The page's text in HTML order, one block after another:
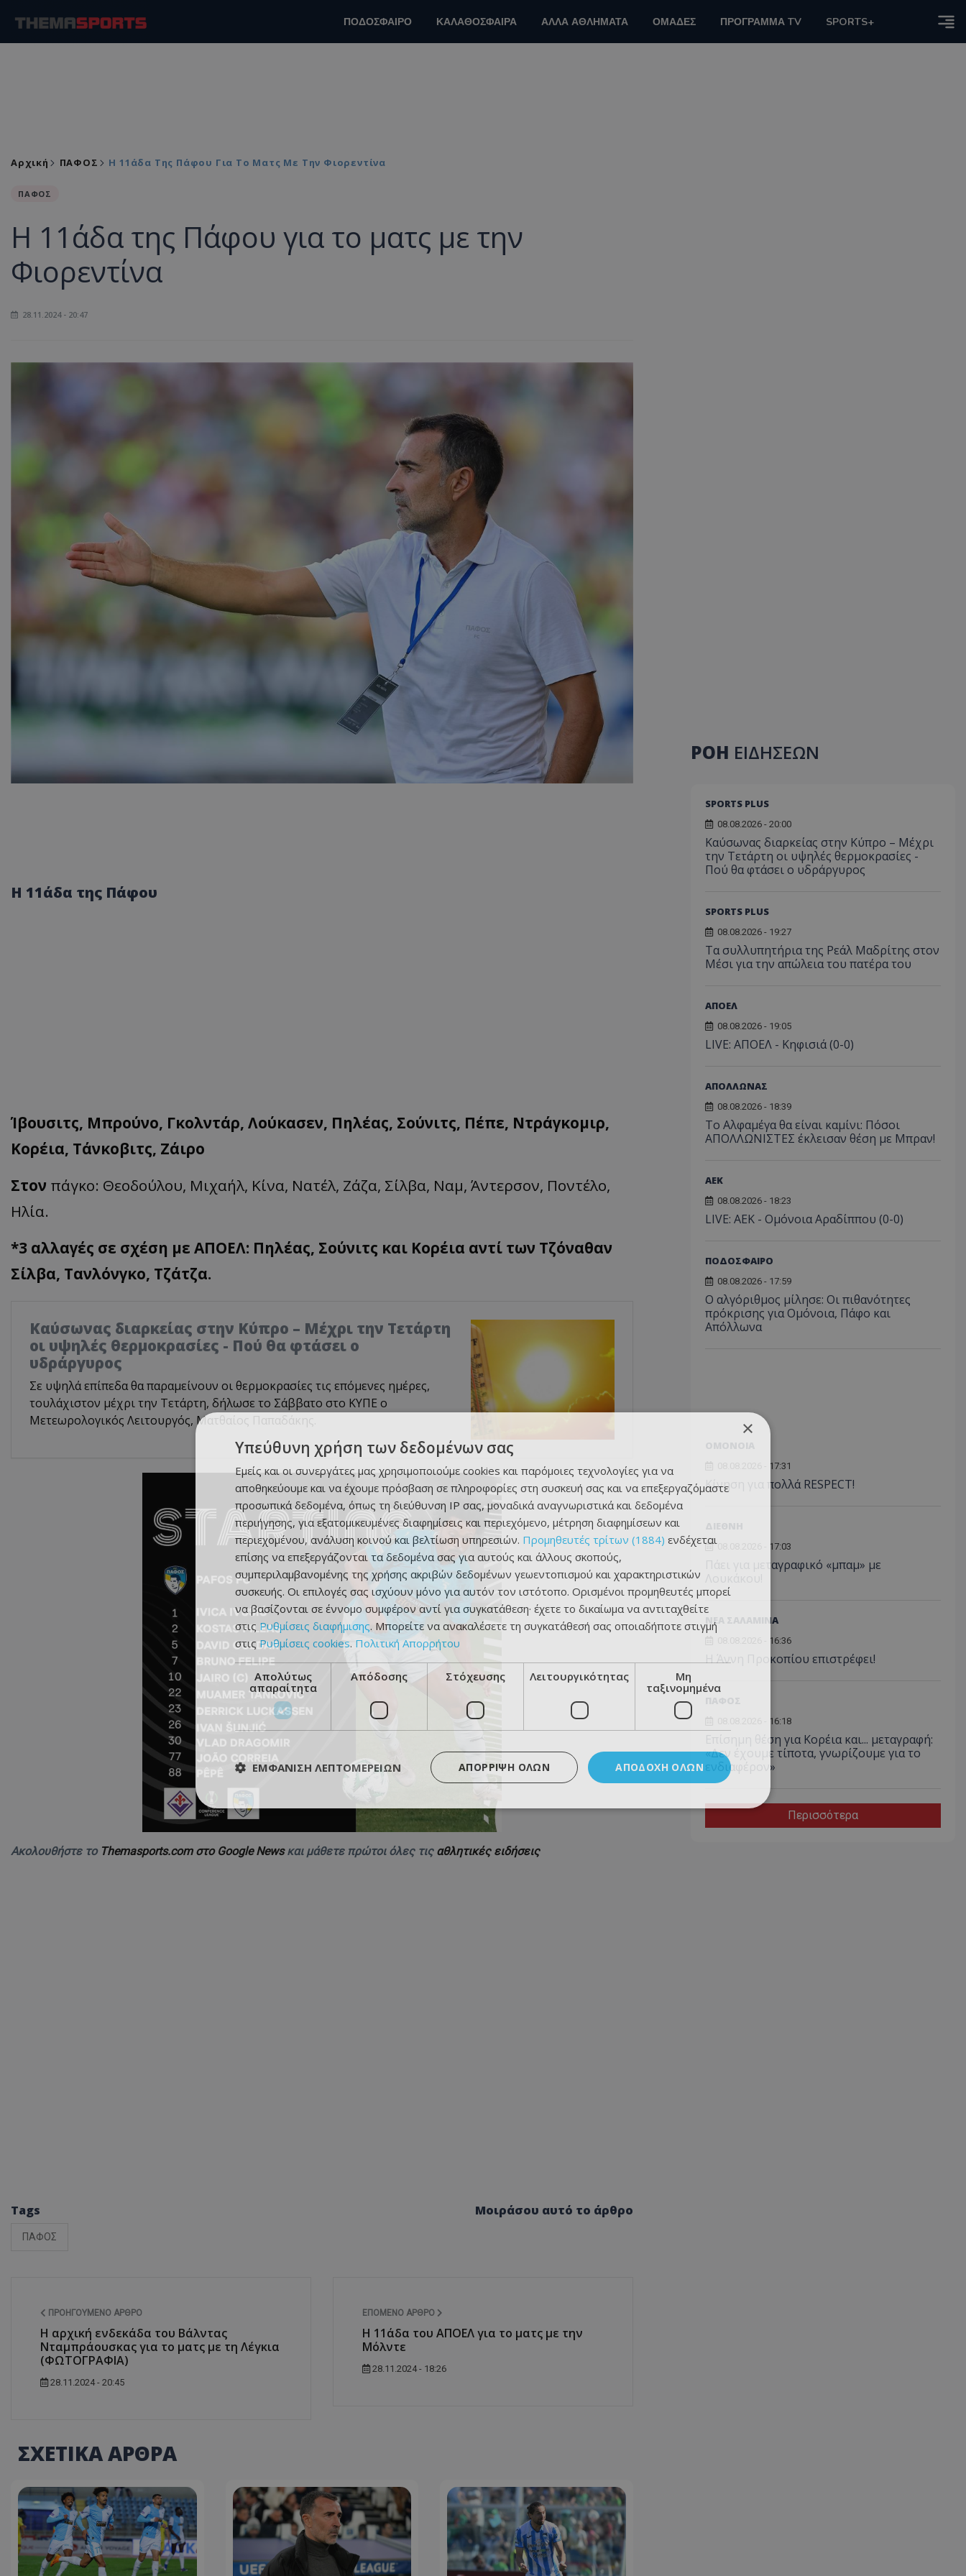
ΠΟΔΟΣΦΑΙΡΟ ΚΑΛΑΘΟΣΦΑΙΡΑ ΑΛΛΑ ΑΘΛΗΜΑΤΑ ΟΜΑΔΕΣ ΠΡΟΓΡΑΜΜΑ TV SPORTS+
Αρχική ΠΑΦΟΣ Η 11άδα Της Πάφου Για Το Ματς Με Την Φιορεντίνα
ΠΑΦΟΣ
Η 11άδα της Πάφου για το ματς με την
Φιορεντίνα
28.11.2024 - 20:47
Η 11άδα της Πάφου
Ίβουσιτς, Μπρούνο, Γκολντάρ, Λούκασεν, Πηλέας, Σούνιτς, Πέπε, Ντράγκομιρ,
Κορέια, Τάνκοβιτς, Ζάιρο
Στον πάγκο: Θεοδούλου, Μιχαήλ, Κίνα, Νατέλ, Ζάζα, Σίλβα, Ναμ, Άντερσον, Ποντέλο,
Ηλία.
*3 αλλαγές σε σχέση με ΑΠΟΕΛ: Πηλέας, Σούνιτς και Κορέια αντί των Τζόναθαν
Σίλβα, Τανλόνγκο, Τζάτζα.
Καύσωνας διαρκείας στην Κύπρο – Μέχρι την Τετάρτη
οι υψηλές θερμοκρασίες - Πού θα φτάσει ο
υδράργυρος
Σε υψηλά επίπεδα θα παραμείνουν οι θερμοκρασίες τις επόμενες ημέρες,
τουλάχιστον μέχρι την Τετάρτη, δήλωσε το Σάββατο στο ΚΥΠΕ ο
Μετεωρολογικός Λειτουργός, Ματθαίος Παπαδάκης.
Ακολουθήστε το Themasports.com στο Google Newsκαι μάθετε πρώτοι όλες τις αθλητικές ειδήσεις
Tags
ΠΑΦΟΣ
Μοιράσου αυτό το άρθρο
ΠΡΟΗΓΟΎΜΕΝΟ ΆΡΘΡΟ
Η αρχική ενδεκάδα του Βάλντας
Νταμπράουσκας για το ματς με τη Λέγκια
(ΦΩΤΟΓΡΑΦΙΑ)
28.11.2024 - 20:45
ΕΠΌΜΕΝΟ ΆΡΘΡΟ
Η 11άδα του ΑΠΟΕΛ για το ματς με την
Μόλντε
28.11.2024 - 18:26
ΣΧΕΤΙΚΑ ΑΡΘΡΑ
ΡΟΗ ΕΙΔΗΣΕΩΝ
SPORTS PLUS
08.08.2026 - 20:00
Καύσωνας διαρκείας στην Κύπρο – Μέχρι
την Τετάρτη οι υψηλές θερμοκρασίες -
Πού θα φτάσει ο υδράργυρος
SPORTS PLUS
08.08.2026 - 19:27
Τα συλλυπητήρια της Ρεάλ Μαδρίτης στον
Μέσι για την απώλεια του πατέρα του
ΑΠΟΕΛ
08.08.2026 - 19:05
LIVE: ΑΠΟΕΛ - Κηφισιά (0-0)
ΑΠΟΛΛΩΝΑΣ
08.08.2026 - 18:39
Το Αλφαμέγα θα είναι καμίνι: Πόσοι
ΑΠΟΛΛΩΝΙΣΤΕΣ έκλεισαν θέση με Μπραν!
ΑEK
08.08.2026 - 18:23
LIVE: ΑΕΚ - Ομόνοια Αραδίππου (0-0)
ΠΟΔΟΣΦΑΙΡΟ
08.08.2026 - 17:59
Ο αλγόριθμος μίλησε: Οι πιθανότητες
πρόκρισης για Ομόνοια, Πάφο και
Απόλλωνα
08.08.2026 - 17:31
Κίνηση για πολλά RESPECT!
08.08.2026 - 17:03
Πάει για μεταγραφικό «μπαμ» με
ΝΕΑ ΣΑΛΑΜΙΝΑ
08.08.2026 - 16:36
Η Άννη Προκοπίου επιστρέφει!
08.08.2026 - 16:18
Επίσημη θέση για Κορέια και... μεταγραφή:
«Δεν έχουμε τίποτα, γνωρίζουμε για το
ενδιαφέρον»
Περισσότερα
×
Υπεύθυνη χρήση των δεδομένων σας
Εμείς και οι συνεργάτες μας χρησιμοποιούμε cookies και παρόμοιες τεχνολογίες για να
αποθηκεύουμε και να έχουμε πρόσβαση σε πληροφορίες στη συσκευή σας και να επεξεργαζόμαστε
προσωπικά δεδομένα, όπως τη διεύθυνση IP σας, μοναδικά αναγνωριστικά και δεδομένα
περιήγησης, για εξατομικευμένες διαφημίσεις και περιεχόμενο, μέτρηση διαφημίσεων και
περιεχομένου, ανάλυση κοινού και βελτίωση υπηρεσιών. Προμηθευτές τρίτων (1884) ενδέχεται
επίσης να επεξεργάζονται τα δεδομένα σας για αυτούς και άλλους σκοπούς,
συμπεριλαμβανομένης της χρήσης ακριβών δεδομένων γεωεντοπισμού και χαρακτηριστικών
συσκευής. Οι επιλογές σας ισχύουν μόνο για αυτόν τον ιστότοπο. Ορισμένοι προμηθευτές μπορεί
να βασίζονται σε έννομο συμφέρον αντί για συγκατάθεση· έχετε το δικαίωμα να αντιταχθείτε
στις Ρυθμίσεις διαφήμισης. Μπορείτε να ανακαλέσετε τη συγκατάθεσή σας οποιαδήποτε στιγμή
στιςΡυθμίσεις cookies. Πολιτική Απορρήτου
Απολύτως
απαραίτητα
Απόδοσης Στόχευσης Λειτουργικότητας
Μη
ταξινομημένα
ΑΠΟΔΟΧΉ ΌΛΩΝ
ΑΠΌΡΡΙΨΗ ΌΛΩΝ
ΕΜΦΆΝΙΣΗ ΛΕΠΤΟΜΕΡΕΙΏΝ